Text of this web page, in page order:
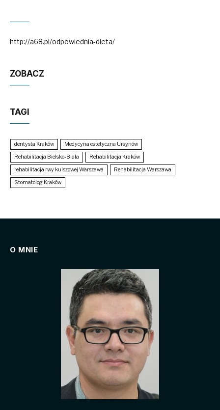
http://a68.pl/odpowiednia-dieta/
ZOBACZ
TAGI
dentysta Kraków
Medycyna estetyczna Ursynów
Rehabilitacja Bielsko-Biała
Rehabilitacja Kraków
rehabilitacja rwy kulszowej Warszawa
Rehabilitacja Warszawa
Stomatolog Kraków
O MNIE